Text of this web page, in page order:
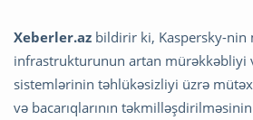
Xeberler.az bildirir ki, Kaspersky-nin
infrastrukturunun artan mürəkkəbliyi
sistemlərinin təhlükəsizliyi üzrə
və bacarıqlarının